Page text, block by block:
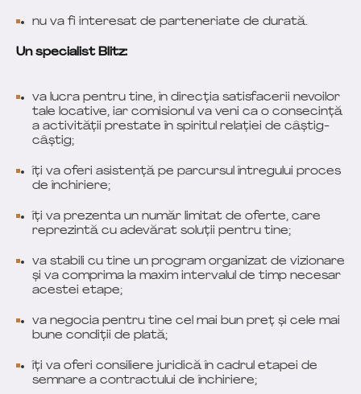
nu va fi interesat de parteneriate de durată.
Un specialist Blitz:
va lucra pentru tine, în direcția satisfacerii nevoilor
tale locative, iar comisionul va veni ca o consecință
a activității prestate în spiritul relației de câștig-
câștig;
îți va oferi asistență pe parcursul întregului proces
de închiriere;
îți va prezenta un număr limitat de oferte, care
reprezintă cu adevărat soluții pentru tine;
va stabili cu tine un program organizat de vizionare
și va comprima la maxim intervalul de timp necesar
acestei etape;
va negocia pentru tine cel mai bun preț și cele mai
bune condiții de plată;
îți va oferi consiliere juridică în cadrul etapei de
semnare a contractului de închiriere;